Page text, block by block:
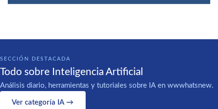
SECCIÓN DESTACADA
Todo sobre Inteligencia Artificial
Análisis diario, herramientas y tutoriales sobre IA en wwwhatsnew.
Ver categoría IA →